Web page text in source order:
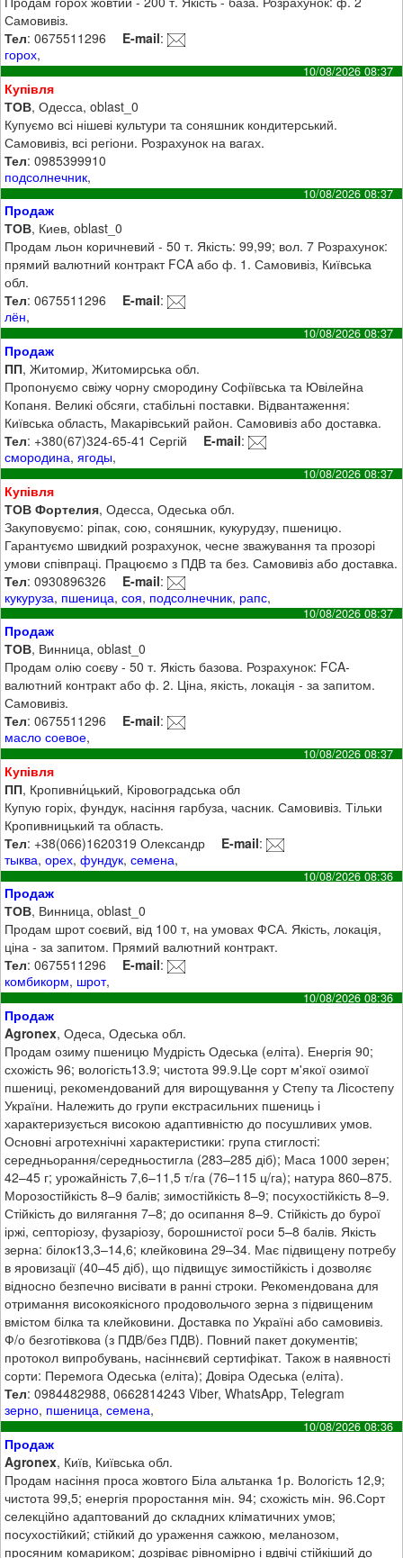
Самовивіз.
Тел: 0675511296 E-mail:
горох,
10/08/2026 08:37
Купівля
ТОВ, Одесса, oblast_0
Купуємо всі нішеві культури та соняшник кондитерський.
Самовивіз, всі регіони. Розрахунок на вагах.
Тел: 0985399910
подсолнечник,
10/08/2026 08:37
Продаж
ТОВ, Киев, oblast_0
Продам льон коричневий - 50 т. Якість: 99,99; вол. 7 Розрахунок:
прямий валютний контракт FCA або ф. 1. Самовивіз, Київська
обл.
Тел: 0675511296 E-mail:
лён,
10/08/2026 08:37
Продаж
ПП, Житомир, Житомирська обл.
Пропонуємо свіжу чорну смородину Софіївська та Ювілейна
Копаня. Великі обсяги, стабільні поставки. Відвантаження:
Київська область, Макарівський район. Самовивіз або доставка.
Тел: +380(67)324-65-41 Сергій E-mail:
смородина,ягоды,
10/08/2026 08:37
Купівля
ТОВ Фортелия, Одесса, Одеська обл.
Закуповуємо: ріпак, сою, соняшник, кукурудзу, пшеницю.
Гарантуємо швидкий розрахунок, чесне зважування та прозорі
умови співпраці. Працюємо з ПДВ та без. Самовивіз або доставка.
Тел: 0930896326 E-mail:
кукуруза, пшеница,соя, подсолнечник, рапс,
10/08/2026 08:37
Продаж
ТОВ, Винница, oblast_0
Продам олію соєву - 50 т. Якість базова. Розрахунок: FCA-
валютний контракт або ф. 2. Ціна, якість, локація - за запитом.
Самовивіз.
Тел: 0675511296 E-mail:
масло соевое,
10/08/2026 08:37
Купівля
ПП, Кропивни́цький, Кіровоградська обл
Купую горіх, фундук, насіння гарбуза, часник. Самовивіз. Тільки
Кропивницький та область.
Тел: +38(066)1620319 Олександр E-mail:
тыква,орех,фундук,семена,
10/08/2026 08:36
Продаж
ТОВ, Винница, oblast_0
Продам шрот соєвий, від 100 т, на умовах ФСА. Якість, локація,
ціна - за запитом. Прямий валютний контракт.
Тел: 0675511296 E-mail:
комбикорм, шрот,
10/08/2026 08:36
Продаж
Agronex, Одеса, Одеська обл.
Продам озиму пшеницю Мудрість Одеська (еліта). Енергія 90;
схожість 96; вологість13.9; чистота 99.9.Це сорт м'якої озимої
пшениці, рекомендований для вирощування у Степу та Лісостепу
України. Належить до групи екстрасильних пшениць і
характеризується високою адаптивністю до посушливих умов.
Основні агротехнічні характеристики: група стиглості:
середньорання/середньостигла (283–285 діб); Маса 1000 зерен;
42–45 г; урожайність 7,6–11,5 т/га (76–115 ц/га); натура 860–875.
Морозостійкість 8–9 балів; зимостійкість 8–9; посухостійкість 8–9.
Стійкість до вилягання 7–8; до осипання 8–9. Стійкість до бурої
іржі, септоріозу, фузаріозу, борошнистої роси 5–8 балів. Якість
зерна: білок13,3–14,6; клейковина 29–34. Має підвищену потребу
в яровизації (40–45 діб), що підвищує зимостійкість і дозволяє
відносно безпечно висівати в ранні строки. Рекомендована для
отримання високоякісного продовольчого зерна з підвищеним
вмістом білка та клейковини. Доставка по Україні або самовивіз.
Ф/о безготівкова (з ПДВ/без ПДВ). Повний пакет документів;
протокол випробувань, насіннєвий сертифікат. Також в наявності
сорти: Перемога Одеська (еліта); Довіра Одеська (еліта).
Тел: 0984482988, 0662814243 Viber, WhatsApp, Telegram
зерно, пшеница,семена,
10/08/2026 08:36
Продаж
Agronex, Київ, Київська обл.
Продам насіння проса жовтого Біла альтанка 1р. Вологість 12,9;
чистота 99,5; енергія проростання мін. 94; схожість мін. 96.Сорт
селекційно адаптований до складних кліматичних умов;
посухостійкий; стійкий до ураження сажкою, меланозом,
просяним комариком; дозріває рівномірно і вдвічі стійкіший до